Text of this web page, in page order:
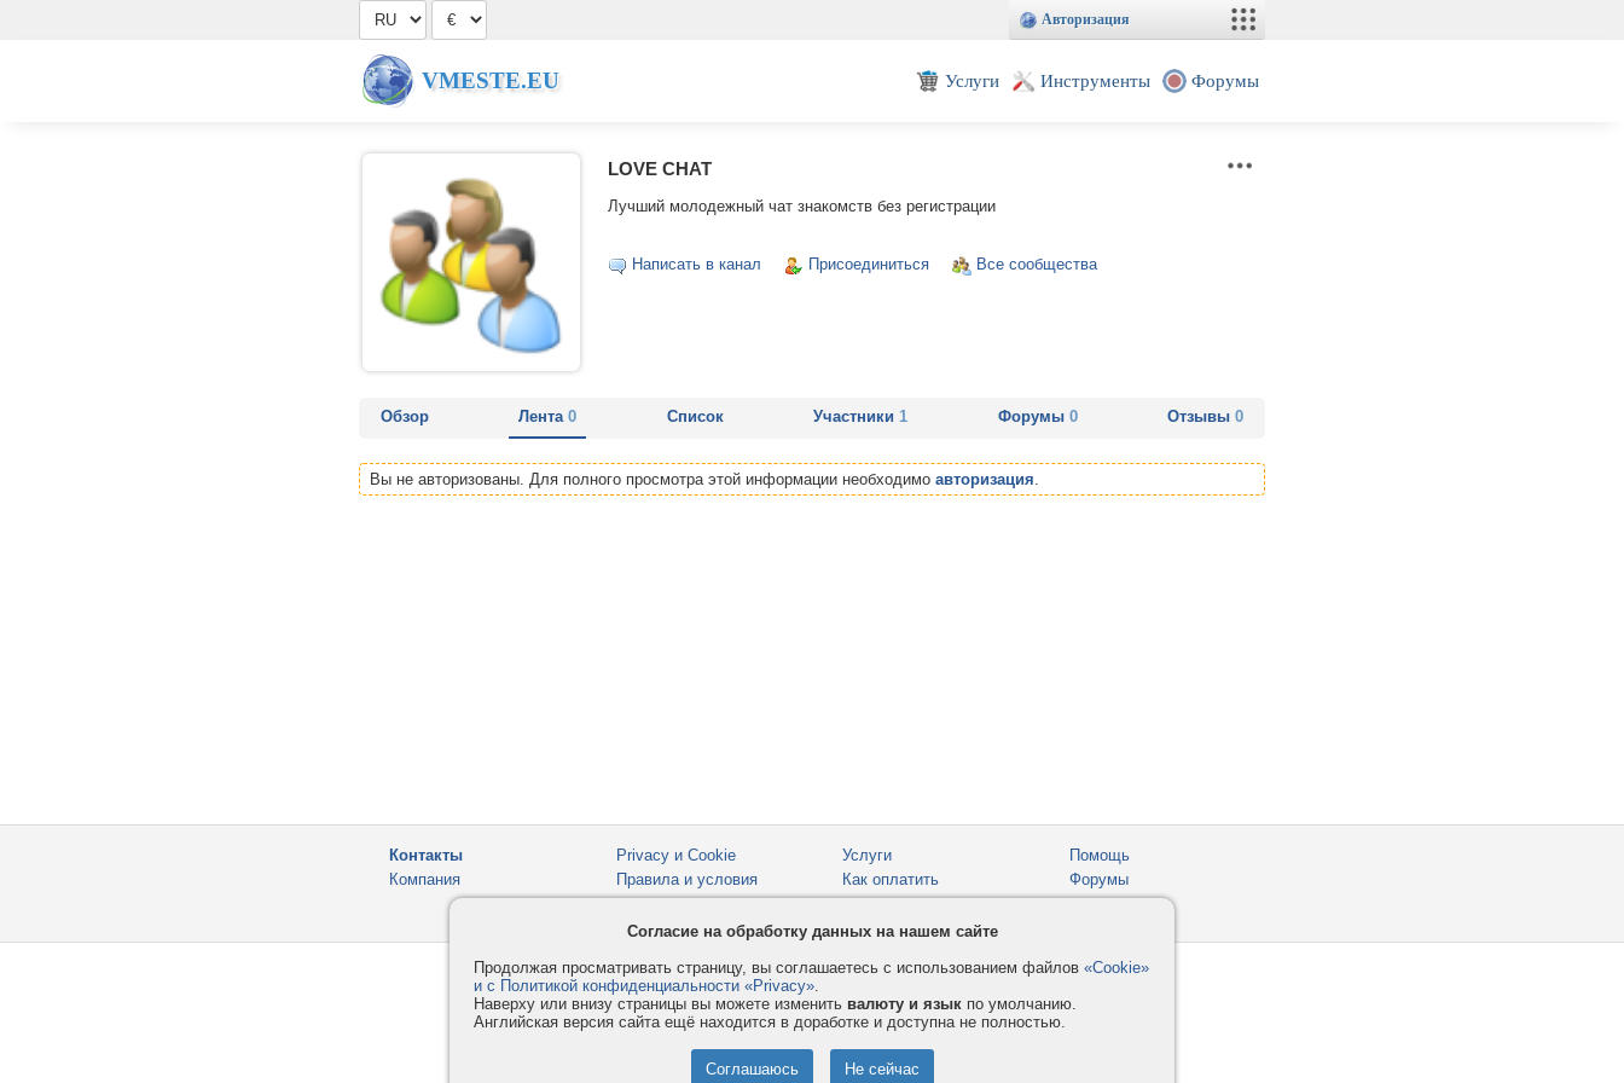
Авторизация
VMESTE.EU Услуги Инструменты Форумы
LOVE CHAT
Лучший молодежный чат знакомств без регистрации
Написать в канал Присоединиться Все сообщества
Обзор Лента0 Список Участники1 Форумы 0 Отзывы 0
Вы не авторизованы. Для полного просмотра этой информации необходимо авторизация.
Контакты
Компания
Privacy и Cookie
Правила и условия
Услуги
Как оплатить
Помощь
Форумы
Согласие на обработку данных на нашем сайте
Продолжая просматривать страницу, вы соглашаетесь с использованием файлов «Cookie»
и с Политикой конфиденциальности «Privacy».
Наверху или внизу страницы вы можете изменить валюту и язык по умолчанию.
Английская версия сайта ещё находится в доработке и доступна не полностью.